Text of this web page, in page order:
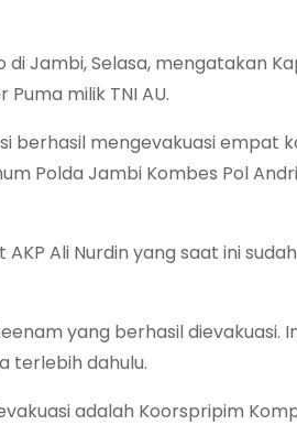
di Jambi, Selasa, mengatakan
milik TNI AU.
berhasil mengevakuasi empat
Polda Jambi Kombes Pol
Ali Nurdin yang saat ini
yang berhasil dievakuasi.
terlebih dahulu.
adalah Koorspripim